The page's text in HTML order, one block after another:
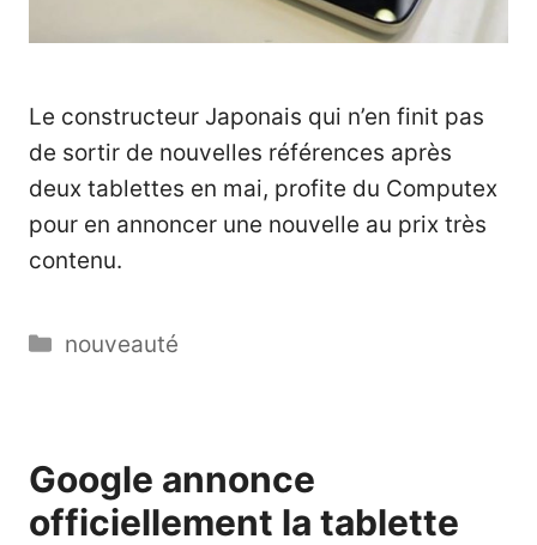
Le constructeur Japonais qui n’en finit pas
de sortir de nouvelles références après
deux tablettes en mai, profite du Computex
pour en annoncer une nouvelle au prix très
contenu.
Catégories
nouveauté
Google annonce
officiellement la tablette